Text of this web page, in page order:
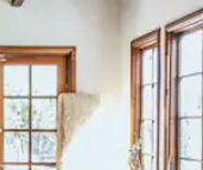
pour les parcourir ou